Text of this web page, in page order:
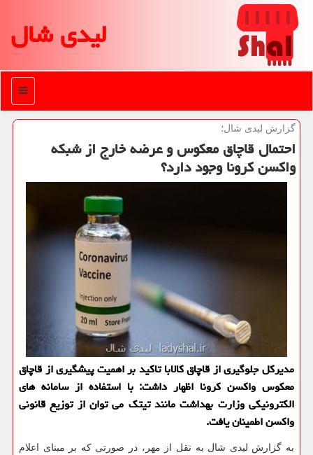
لیدی شال
منو
گزارش لیدی شال؛
احتمال قاچاق معكوس و عرضه خارج از شبكه
واكسن كرونا وجود دارد؟
مدیرکل جلوگیری از قاچاق کالابا تاکید بر اهمیت پیشگیری از قاچاق
معکوس واکسن کرونا اظهار داشت: با استفاده از سامانه های
الکترونیکی وزارت بهداشت مانند تیتک می توان از توزیع قانونی
واکسن اطمینان یافت.
به گزارش لیدی شال به نقل از مهر، در صورتی که بر مبنای اعلام